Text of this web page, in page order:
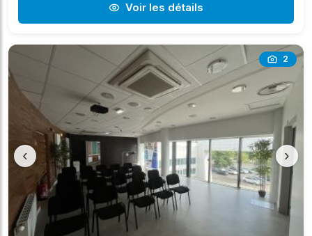
Voir les détails
2
‹ ›